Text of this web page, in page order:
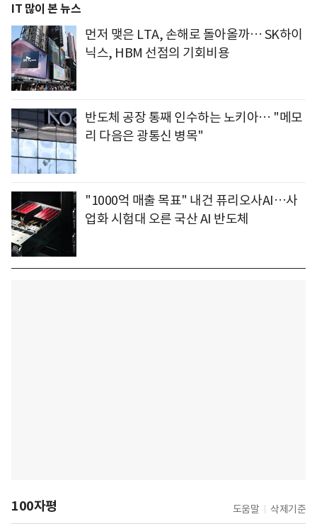
IT 많이 본 뉴스
먼저 맺은 LTA, 손해로 돌아올까… SK하이
닉스, HBM 선점의 기회비용
반도체 공장 통째 인수하는 노키아… "메모
리 다음은 광통신 병목"
"1000억 매출 목표" 내건 퓨리오사AI…사
업화 시험대 오른 국산 AI 반도체
100자평 도움말 삭제기준